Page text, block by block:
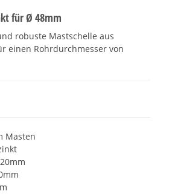
für Ø 48mm
robuste Mastschelle aus
einen Rohrdurchmesser von
Masten